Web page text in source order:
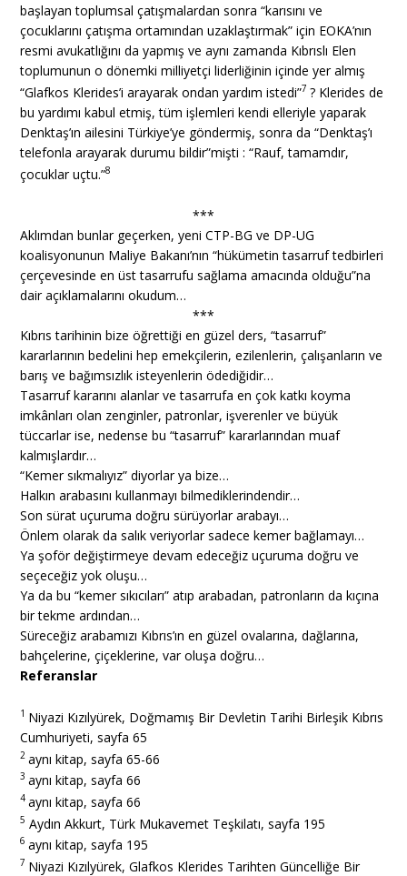
başlayan toplumsal çatışmalardan sonra “karısını ve
çocuklarını çatışma ortamından uzaklaştırmak” için EOKA’nın
resmi avukatlığını da yapmış ve aynı zamanda Kıbrıslı Elen
toplumunun o dönemki milliyetçi liderliğinin içinde yer almış
“Glafkos Klerides’i arayarak ondan yardım istedi”7 ? Klerides de
bu yardımı kabul etmiş, tüm işlemleri kendi elleriyle yaparak
Denktaş’ın ailesini Türkiye’ye göndermiş, sonra da “Denktaş’ı
telefonla arayarak durumu bildir”mişti : “Rauf, tamamdır,
çocuklar uçtu.”8
***
Aklımdan bunlar geçerken, yeni CTP-BG ve DP-UG
koalisyonunun Maliye Bakanı’nın “hükümetin tasarruf tedbirleri
çerçevesinde en üst tasarrufu sağlama amacında olduğu”na
dair açıklamalarını okudum…
***
Kıbrıs tarihinin bize öğrettiği en güzel ders, “tasarruf”
kararlarının bedelini hep emekçilerin, ezilenlerin, çalışanların ve
barış ve bağımsızlık isteyenlerin ödediğidir…
Tasarruf kararını alanlar ve tasarrufa en çok katkı koyma
imkânları olan zenginler, patronlar, işverenler ve büyük
tüccarlar ise, nedense bu “tasarruf” kararlarından muaf
kalmışlardır…
“Kemer sıkmalıyız” diyorlar ya bize…
Halkın arabasını kullanmayı bilmediklerindendir…
Son sürat uçuruma doğru sürüyorlar arabayı…
Önlem olarak da salık veriyorlar sadece kemer bağlamayı…
Ya şoför değiştirmeye devam edeceğiz uçuruma doğru ve
seçeceğiz yok oluşu…
Ya da bu “kemer sıkıcıları” atıp arabadan, patronların da kıçına
bir tekme ardından…
Süreceğiz arabamızı Kıbrıs’ın en güzel ovalarına, dağlarına,
bahçelerine, çiçeklerine, var oluşa doğru…
Referanslar
1 Niyazi Kızılyürek, Doğmamış Bir Devletin Tarihi Birleşik Kıbrıs
Cumhuriyeti, sayfa 65
2 aynı kitap, sayfa 65-66
3 aynı kitap, sayfa 66
4 aynı kitap, sayfa 66
5 Aydın Akkurt, Türk Mukavemet Teşkilatı, sayfa 195
6 aynı kitap, sayfa 195
7 Niyazi Kızılyürek, Glafkos Klerides Tarihten Güncelliğe Bir